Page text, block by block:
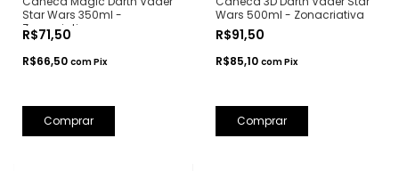
Star Wars 350ml -
Zonacriativa
R$71,50
R$66,50 comPix
Wars 500ml - Zonacriativa
R$91,50
R$85,10 comPix